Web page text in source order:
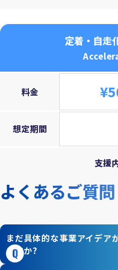
定着・自走
料金
想定期間
支援
よくあるご質問
まだ具体的な事業アイデア
ますか?